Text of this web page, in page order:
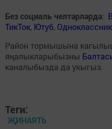
Без социаль челтәрләрдә:
ТикТок, Ютуб,
Район тормышына
яңалыкларыбызны
каналыбызда да укыгыз.
Теги:
ҖИНАЯТЬ